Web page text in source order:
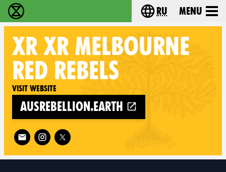
Extinction Rebellion - Home Choose your
ru Menu
XR XR MELBOURNE
RED REBELS
Visit website
ausrebellion.earth
Follow XR XR Melbourne Red Rebels on